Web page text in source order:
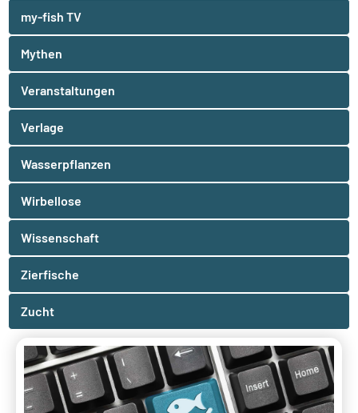
my-fish TV
Mythen
Veranstaltungen
Verlage
Wasserpflanzen
Wirbellose
Wissenschaft
Zierfische
Zucht